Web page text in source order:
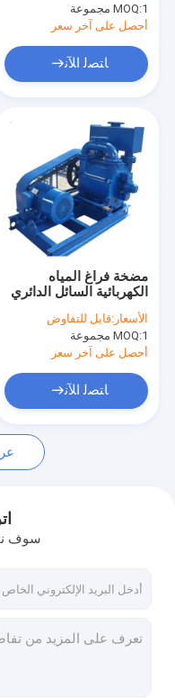
اتصل بنا
اطلب اقتباس
ماكينات قولبة لب الورق
آلة صنع صندوق الغداء
آلة صنع ألواح قصب
آلة تغليف ألياف لب
نفايات الورق تسليم حماية
آلة تجفيف اللب
آلة الضغط الساخنة
المنتجات المصنوعة من
MOQ:1 مجموعة
أحصل على آخر سعر
ﺎﺘﺼﻟ ﺍﻶﻧ
مضخة فراغ المياه
الكهربائية السائل الدائري
الأسعار:قابل للتفاوض
MOQ:1 مجموعة
أحصل على آخر سعر
ﺎﺘﺼﻟ ﺍﻶﻧ
سوف